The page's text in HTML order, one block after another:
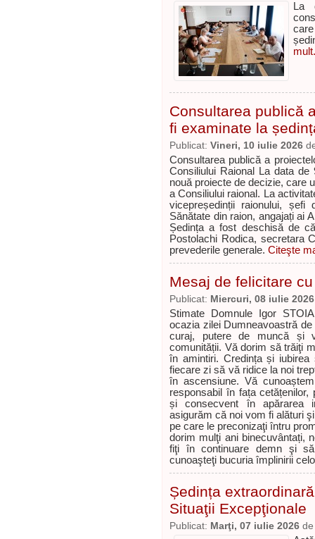
La
Consultarea publică
fi examinate la
Publicat: Vineri, 10 iulie 2026
Consultarea publică a
Consiliului Raional La data
nouă proiecte de decizie, care
a Consiliului raional. La
vicepreședinții raionului,
Sănătate din raion, angajați ai
Ședința a fost deschisă de
Postolachi Rodica, secretara
prevederile generale. Citeşte
Mesaj de felicitare
Publicat: Miercuri, 08 iulie 2026
Stimate Domnule Igor
ocazia zilei Dumneavoastră
curaj, putere de muncă și
comunității. Vă dorim să trăiţi
în amintiri. Credința și
fiecare zi să vă ridice la noi
în ascensiune. Vă
responsabil în fața
și consecvent în apărarea
asigurăm că noi vom fi alături
pe care le preconizaţi întru
dorim mulţi ani binecuvântați,
fiţi în continuare demn şi
cunoaşteţi bucuria împlinirii
Ședința
Situaţii Excepţionale
Publicat: Marţi, 07 iulie 2026